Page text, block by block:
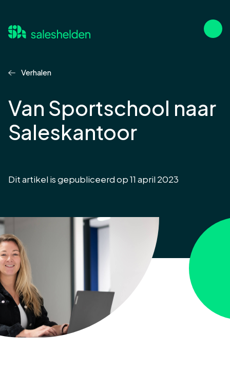
Verhalen
Van Sportschool naar
Saleskantoor
Dit artikel is gepubliceerd op 11 april 2023